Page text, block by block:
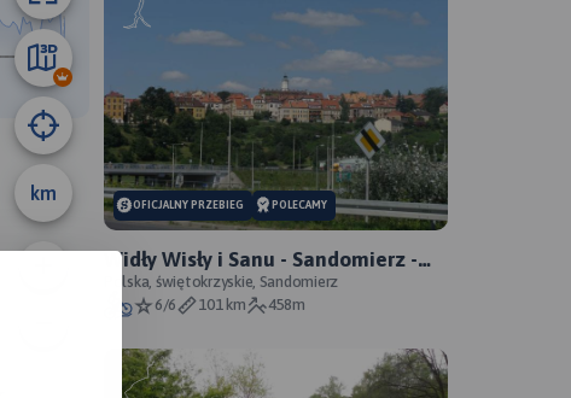
km
35 km
OFICJALNY PRZEBIEG POLECAMY
Widły Wisły i Sanu - Sandomierz -
Zawichost - Annopol - oficjalny
przebieg
Polska, świętokrzyskie, Sandomierz
6/6
101 km 458m